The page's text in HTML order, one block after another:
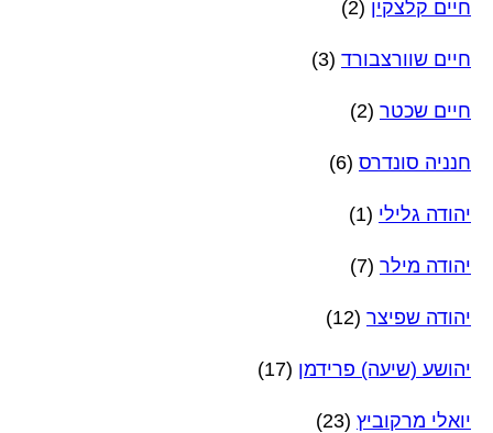
חיים קלצקין (2)
חיים שוורצבורד (3)
חיים שכטר (2)
חנניה סונדרס (6)
יהודה גלילי (1)
יהודה מילר (7)
יהודה שפיצר (12)
יהושע (שיעה) פרידמן (17)
יואלי מרקוביץ (23)